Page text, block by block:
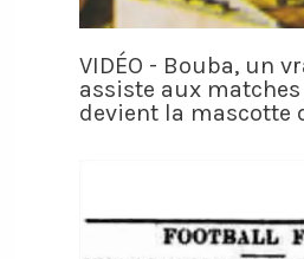
VIDÉO - Bouba, un
assiste aux
devient la mascotte